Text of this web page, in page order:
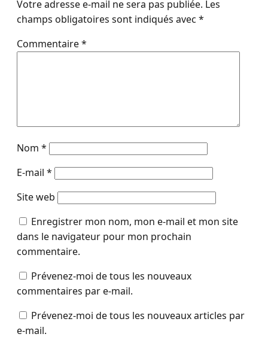
Votre adresse e-mail ne sera pas publiée. Les
champs obligatoires sont indiqués avec *
Commentaire*
Nom *
E-mail *
Site web
Enregistrer mon nom, mon e-mail et mon site
dans le navigateur pour mon prochain
commentaire.
Prévenez-moi de tous les nouveaux
commentaires par e-mail.
Prévenez-moi de tous les nouveaux articles par
e-mail.